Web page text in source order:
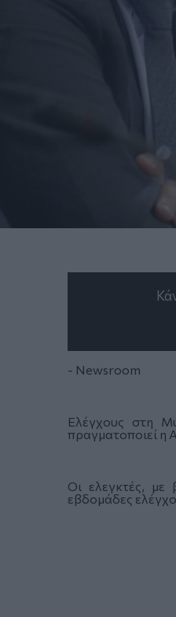
- Newsroom
Ελέγχους στη
πραγματοποιεί η
Οι ελεγκτές, με
εβδομάδες